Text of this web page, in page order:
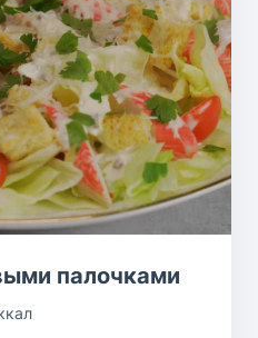
палочками